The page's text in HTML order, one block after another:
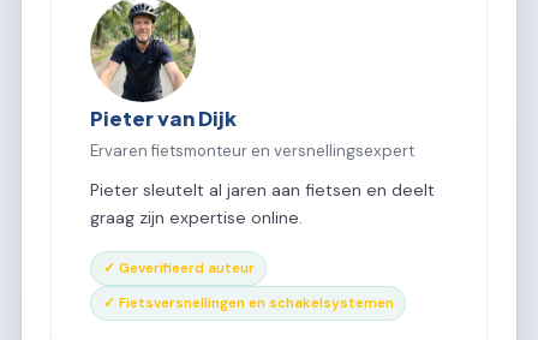
Pieter van Dijk
Ervaren fietsmonteur en versnellingsexpert
Pieter sleutelt al jaren aan fietsen en deelt
graag zijn expertise online.
✓ Geverifieerd auteur
✓ Fietsversnellingen en schakelsystemen